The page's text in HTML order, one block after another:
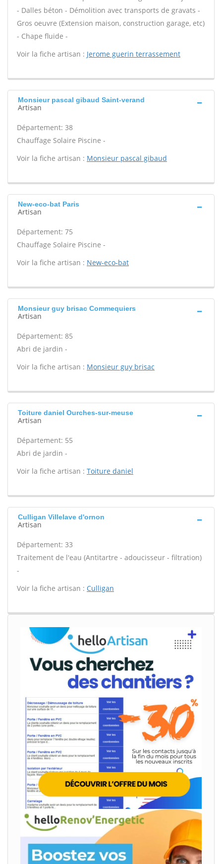
- Dalles béton - Démolition avec transports de gravats -
Gros oeuvre (Extension maison, construction garage, etc)
- Chape fluide -
Voir la fiche artisan : Jerome guerin terrassement
Monsieur pascal gibaud Saint-verand
Artisan
Département: 38
Chauffage Solaire Piscine -
Voir la fiche artisan : Monsieur pascal gibaud
New-eco-bat Paris
Artisan
Département: 75
Chauffage Solaire Piscine -
Voir la fiche artisan : New-eco-bat
Monsieur guy brisac Commequiers
Artisan
Département: 85
Abri de jardin -
Voir la fiche artisan : Monsieur guy brisac
Toiture daniel Ourches-sur-meuse
Artisan
Département: 55
Abri de jardin -
Voir la fiche artisan : Toiture daniel
Culligan Villelave d'ornon
Artisan
Département: 33
Traitement de l'eau (Antitartre - adoucisseur - filtration)
-
Voir la fiche artisan : Culligan